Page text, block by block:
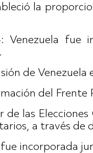
la
Venezuela fue
de Venezuela
del Frente
de las
a través de
incorporada